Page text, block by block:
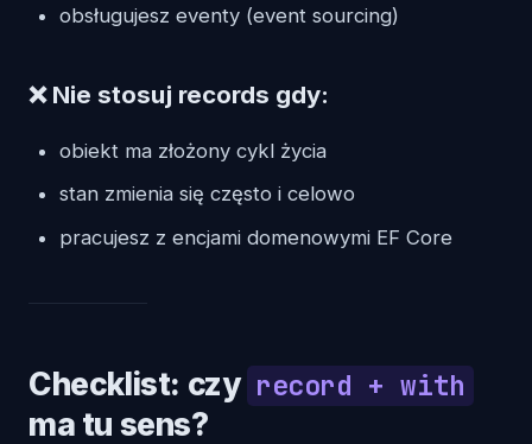
obsługujesz eventy (event sourcing)
❌ Nie stosuj records gdy:
obiekt ma złożony cykl życia
stan zmienia się często i celowo
pracujesz z encjami domenowymi EF Core
Checklist: czy record + with
ma tu sens?